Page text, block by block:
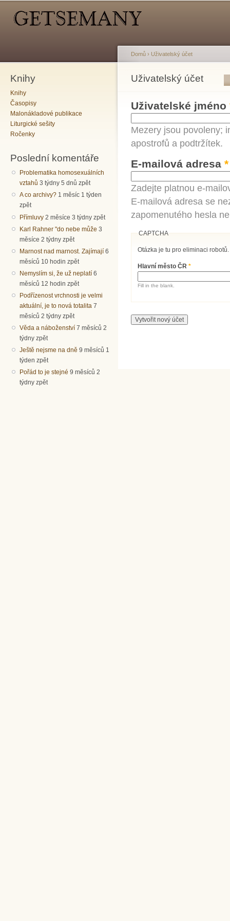
Knihy
Knihy
Časopisy
Malonákladové publikace
Liturgické sešity
Ročenky
Poslední komentáře
Problematika homosexuálních
vztahů 3 týdny 5 dnů zpět
A co archivy? 1 měsíc 1 týden
zpět
Přímluvy 2 měsíce 3 týdny zpět
Karl Rahner "do nebe může 3
měsíce 2 týdny zpět
Marnost nad marnost. Zajímají 6
měsíců 10 hodin zpět
Nemyslím si, že už neplatí 6
měsíců 12 hodin zpět
Podřízenost vrchnosti je velmi
aktuální, je to nová totalita 7
měsíců 2 týdny zpět
Věda a náboženství 7 měsíců 2
týdny zpět
Ještě nejsme na dně 9 měsíců 1
týden zpět
Pořád to je stejné 9 měsíců 2
týdny zpět
Jste zde
Domů › Uživatelský účet
Uživatelský účet
Hlavní záložky
Uživatelské jméno
Mezery jsou povoleny;
apostrofů a podtržítek.
E-mailová adresa *
Zadejte platnou e-
E-mailová adresa se
zapomenutého hesla
CAPTCHA
Otázka je tu pro eliminaci robotů.
Hlavní město ČR*
Fill in the blank.